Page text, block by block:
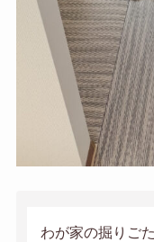
わが家の掘りご